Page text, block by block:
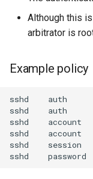
Although this
arbitrator is
Example policy
sshd    auth
sshd    auth
sshd    account
sshd    account
sshd    session